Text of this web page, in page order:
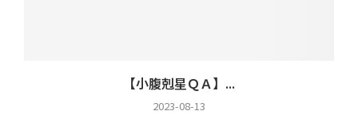
【小腹剋星ＱＡ】...
2023-08-13